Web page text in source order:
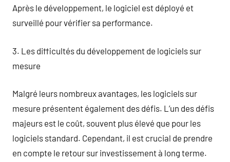
Après le développement, le logiciel est déployé et
surveillé pour vérifier sa performance.
3. Les difficultés du développement de logiciels sur
mesure
Malgré leurs nombreux avantages, les logiciels sur
mesure présentent également des défis. L’un des défis
majeurs est le coût, souvent plus élevé que pour les
logiciels standard. Cependant, il est crucial de prendre
en compte le retour sur investissement à long terme.